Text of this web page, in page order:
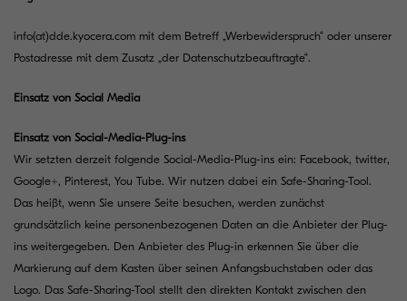
info(at)dde.kyocera.com mit dem Betreff „Werbewiderspruch“ oder unserer
Postadresse mit dem Zusatz „der Datenschutzbeauftragte“.
Einsatz von Social Media
Einsatz von Social-Media-Plug-ins
Wir setzten derzeit folgende Social-Media-Plug-ins ein: Facebook, twitter,
Google+, Pinterest, You Tube. Wir nutzen dabei ein Safe-Sharing-Tool.
Das heißt, wenn Sie unsere Seite besuchen, werden zunächst
grundsätzlich keine personenbezogenen Daten an die Anbieter der Plug-
ins weitergegeben. Den Anbieter des Plug-in erkennen Sie über die
Markierung auf dem Kasten über seinen Anfangsbuchstaben oder das
Logo. Das Safe-Sharing-Tool stellt den direkten Kontakt zwischen den